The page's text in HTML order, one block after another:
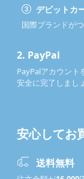
デビットカ
国際ブランドが
2. PayPal
PayPalアカウント
安全に完了しまし
安心してお
送料無料